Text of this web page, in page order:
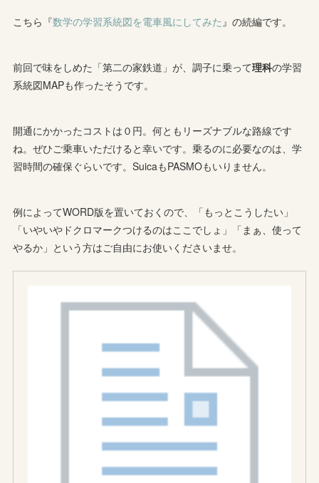
こちら『数学の学習系統図を電車風にしてみた 』の続編です。
前回で味をしめた「第二の家鉄道」が、調子に乗って理科の学習
系統図MAPも作ったそうです。
開通にかかったコストは０円。何ともリーズナブルな路線です
ね。ぜひご乗車いただけると幸いです。乗るのに必要なのは、学
習時間の確保ぐらいです。SuicaもPASMOもいりません。
例によってWORD版を置いておくので、「もっとこうしたい」
「いやいやドクロマークつけるのはここでしょ」「まぁ、使って
やるか」という方はご自由にお使いくださいませ。